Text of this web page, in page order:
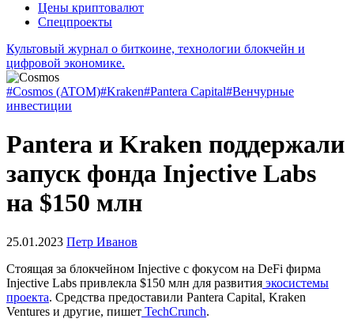
Цены криптовалют
Спецпроекты
Культовый журнал о биткоине, технологии блокчейн и
цифровой экономике.
#Cosmos (ATOM)#Kraken#Pantera Capital#Венчурные
инвестиции
Pantera и Kraken поддержали
запуск фонда Injective Labs
на $150 млн
25.01.2023 Петр Иванов
Стоящая за блокчейном Injective с фокусом на DeFi фирма
Injective Labs привлекла $150 млн для развития экосистемы
проекта. Средства предоставили Pantera Capital, Kraken
Ventures и другие, пишет TechCrunch.